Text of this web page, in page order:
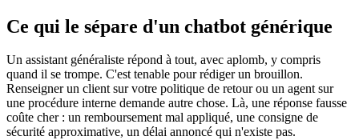
Ce qui le sépare d'un chatbot générique
Un assistant généraliste répond à tout, avec aplomb, y compris
quand il se trompe. C'est tenable pour rédiger un brouillon.
Renseigner un client sur votre politique de retour ou un agent sur
une procédure interne demande autre chose. Là, une réponse fausse
coûte cher : un remboursement mal appliqué, une consigne de
sécurité approximative, un délai annoncé qui n'existe pas.